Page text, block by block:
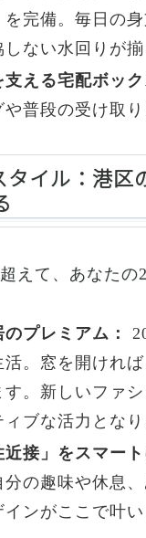
を完備。毎日の
ない水回りが揃
える宅配ボック
普段の受け取
イル：港区
えて、あなたの
プレミアム：
活。窓を開けれ
。新しいファ
ブな活力となり
接」をスマート
分の趣味や休息
ンがここで叶い